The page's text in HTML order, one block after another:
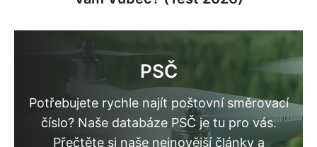
PSČ
Potřebujete rychle najít poštovní směrovací
číslo? Naše databáze PSČ je tu pro vás.
Přečtěte si naše nejnovější články a